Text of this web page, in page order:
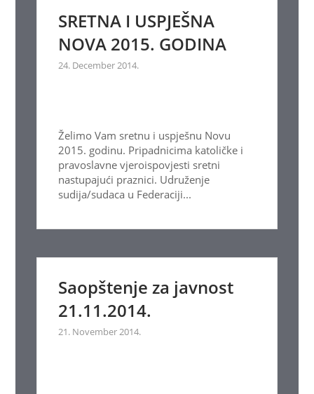
SRETNA I USPJEŠNA
NOVA 2015. GODINA
24. December 2014.
Želimo Vam sretnu i uspješnu Novu
2015. godinu. Pripadnicima katoličke i
pravoslavne vjeroispovjesti sretni
nastupajući praznici. Udruženje
sudija/sudaca u Federaciji...
Saopštenje za javnost
21.11.2014.
21. November 2014.